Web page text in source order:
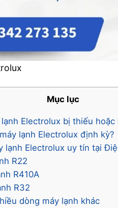
Mục lục
Electrolux bị thiếu hoặc
lạnh Electrolux định kỳ?
lạnh Electrolux uy tín tại
R22
R410A
R32
dòng máy lạnh khác